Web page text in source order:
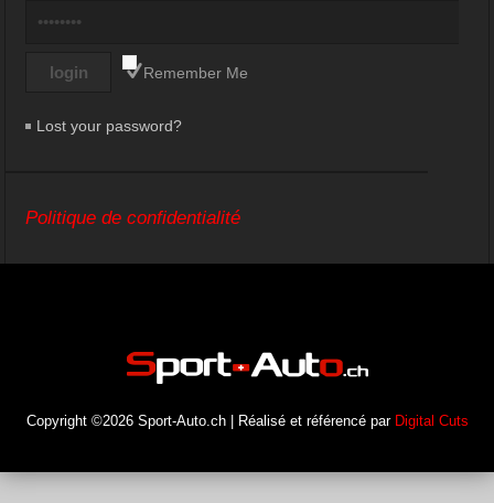
Remember Me
Lost your password?
Politique de confidentialité
Copyright ©2026 Sport-Auto.ch | Réalisé et référencé par Digital Cuts